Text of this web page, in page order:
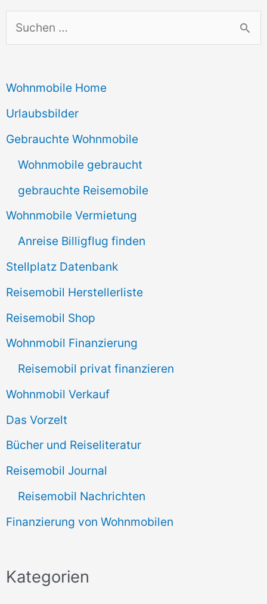
u
h
e
n
Wohnmobile Home
Urlaubsbilder
Gebrauchte Wohnmobile
Wohnmobile gebraucht
gebrauchte Reisemobile
Wohnmobile Vermietung
Anreise Billigflug finden
Stellplatz Datenbank
Reisemobil Herstellerliste
Reisemobil Shop
Wohnmobil Finanzierung
Reisemobil privat finanzieren
Wohnmobil Verkauf
Das Vorzelt
Bücher und Reiseliteratur
Reisemobil Journal
Reisemobil Nachrichten
Finanzierung von Wohnmobilen
Kategorien